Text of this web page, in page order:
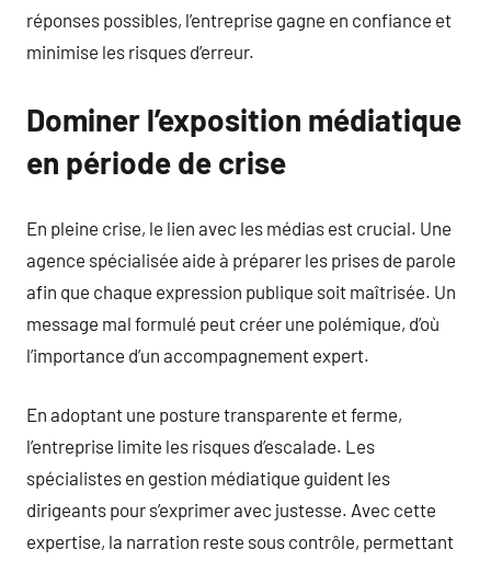
réponses possibles, l’entreprise gagne en confiance et
minimise les risques d’erreur.
Dominer l’exposition médiatique
en période de crise
En pleine crise, le lien avec les médias est crucial. Une
agence spécialisée aide à préparer les prises de parole
afin que chaque expression publique soit maîtrisée. Un
message mal formulé peut créer une polémique, d’où
l’importance d’un accompagnement expert.
En adoptant une posture transparente et ferme,
l’entreprise limite les risques d’escalade. Les
spécialistes en gestion médiatique guident les
dirigeants pour s’exprimer avec justesse. Avec cette
expertise, la narration reste sous contrôle, permettant